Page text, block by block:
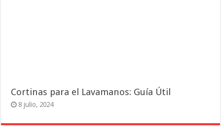
Cortinas para el Lavamanos: Guía Útil
8 julio, 2024